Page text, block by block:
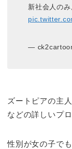
新社会人の
—
ズートピアの主
などの詳しいプ
性別が女の子で